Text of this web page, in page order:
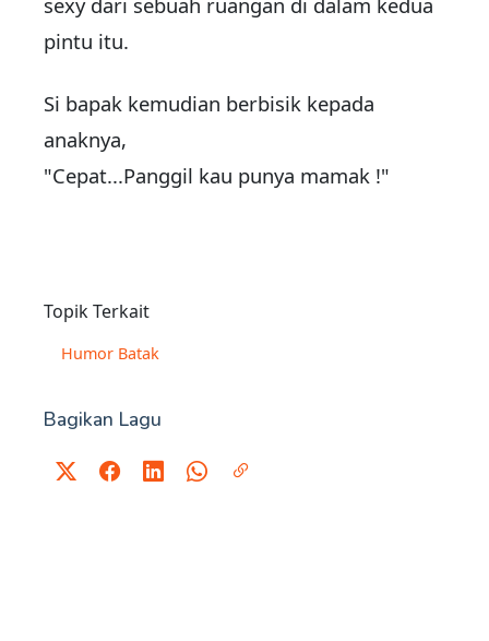
pintu itu.
Si bapak kemudian berbisik kepada
anaknya,
"Cepat...Panggil kau punya mamak !"
Topik Terkait
Humor Batak
Bagikan Lagu